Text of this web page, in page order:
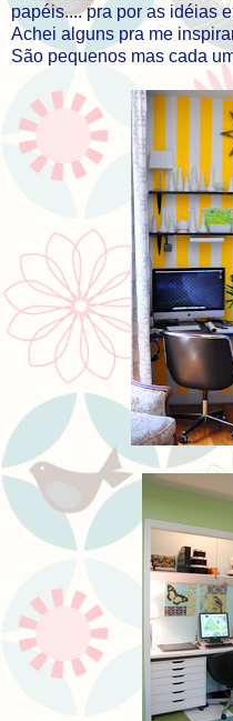
papéis.... pra por as idéias
Achei alguns pra me
São pequenos mas cada